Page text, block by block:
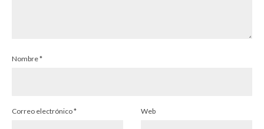
Nombre*
Correo electrónico* Web